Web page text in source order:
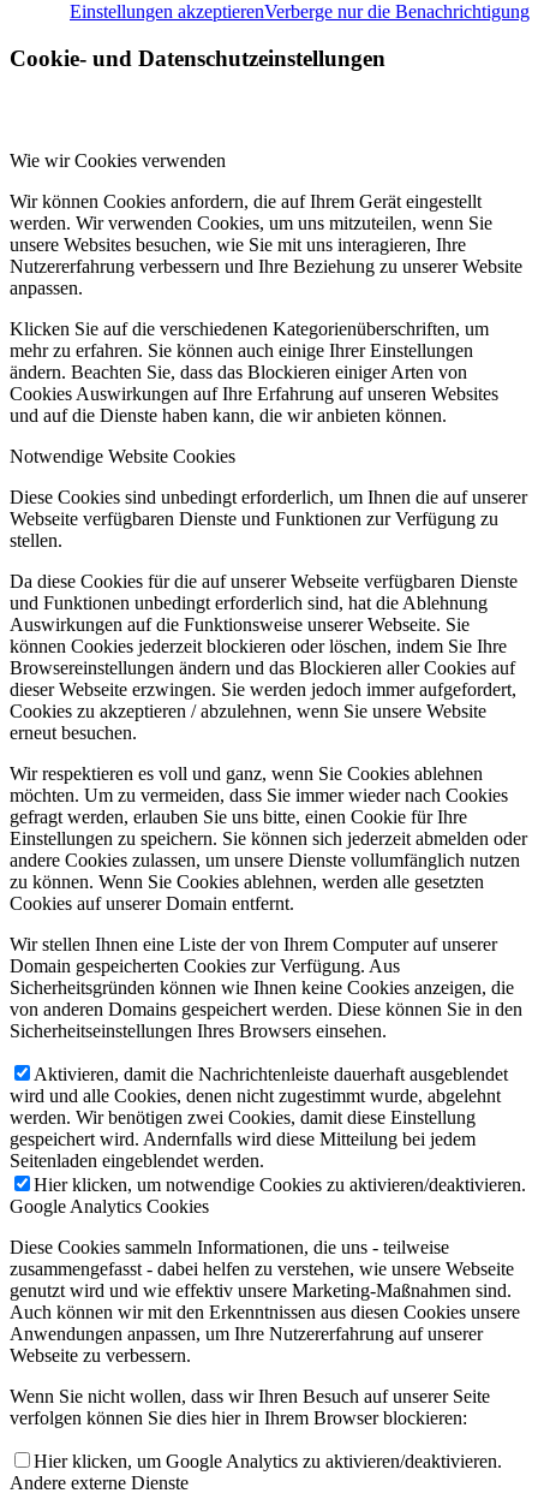
Einstellungen akzeptierenVerberge nur die Benachrichtigung
Cookie- und Datenschutzeinstellungen
Wie wir Cookies verwenden
Wir können Cookies anfordern, die auf Ihrem Gerät eingestellt
werden. Wir verwenden Cookies, um uns mitzuteilen, wenn Sie
unsere Websites besuchen, wie Sie mit uns interagieren, Ihre
Nutzererfahrung verbessern und Ihre Beziehung zu unserer Website
anpassen.
Klicken Sie auf die verschiedenen Kategorienüberschriften, um
mehr zu erfahren. Sie können auch einige Ihrer Einstellungen
ändern. Beachten Sie, dass das Blockieren einiger Arten von
Cookies Auswirkungen auf Ihre Erfahrung auf unseren Websites
und auf die Dienste haben kann, die wir anbieten können.
Notwendige Website Cookies
Diese Cookies sind unbedingt erforderlich, um Ihnen die auf unserer
Webseite verfügbaren Dienste und Funktionen zur Verfügung zu
stellen.
Da diese Cookies für die auf unserer Webseite verfügbaren Dienste
und Funktionen unbedingt erforderlich sind, hat die Ablehnung
Auswirkungen auf die Funktionsweise unserer Webseite. Sie
können Cookies jederzeit blockieren oder löschen, indem Sie Ihre
Browsereinstellungen ändern und das Blockieren aller Cookies auf
dieser Webseite erzwingen. Sie werden jedoch immer aufgefordert,
Cookies zu akzeptieren / abzulehnen, wenn Sie unsere Website
erneut besuchen.
Wir respektieren es voll und ganz, wenn Sie Cookies ablehnen
möchten. Um zu vermeiden, dass Sie immer wieder nach Cookies
gefragt werden, erlauben Sie uns bitte, einen Cookie für Ihre
Einstellungen zu speichern. Sie können sich jederzeit abmelden oder
andere Cookies zulassen, um unsere Dienste vollumfänglich nutzen
zu können. Wenn Sie Cookies ablehnen, werden alle gesetzten
Cookies auf unserer Domain entfernt.
Wir stellen Ihnen eine Liste der von Ihrem Computer auf unserer
Domain gespeicherten Cookies zur Verfügung. Aus
Sicherheitsgründen können wie Ihnen keine Cookies anzeigen, die
von anderen Domains gespeichert werden. Diese können Sie in den
Sicherheitseinstellungen Ihres Browsers einsehen.
Aktivieren, damit die Nachrichtenleiste dauerhaft ausgeblendet
wird und alle Cookies, denen nicht zugestimmt wurde, abgelehnt
werden. Wir benötigen zwei Cookies, damit diese Einstellung
gespeichert wird. Andernfalls wird diese Mitteilung bei jedem
Seitenladen eingeblendet werden.
Hier klicken, um notwendige Cookies zu aktivieren/deaktivieren.
Google Analytics Cookies
Diese Cookies sammeln Informationen, die uns - teilweise
zusammengefasst - dabei helfen zu verstehen, wie unsere Webseite
genutzt wird und wie effektiv unsere Marketing-Maßnahmen sind.
Auch können wir mit den Erkenntnissen aus diesen Cookies unsere
Anwendungen anpassen, um Ihre Nutzererfahrung auf unserer
Webseite zu verbessern.
Wenn Sie nicht wollen, dass wir Ihren Besuch auf unserer Seite
verfolgen können Sie dies hier in Ihrem Browser blockieren:
Hier klicken, um Google Analytics zu aktivieren/deaktivieren.
Andere externe Dienste